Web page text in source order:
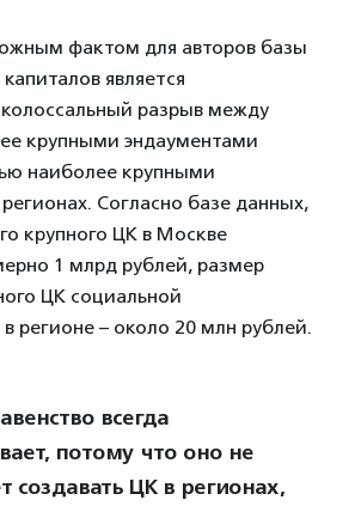
фактом для авторов базы
является
разрыв между
крупными эндаументами
наиболее крупными
Согласно базе данных,
крупного ЦК в Москве
1 млрд рублей, размер
ЦК социальной
регионе – около 20 млн рублей.
всегда
потому что оно не
создавать ЦК в регионах,